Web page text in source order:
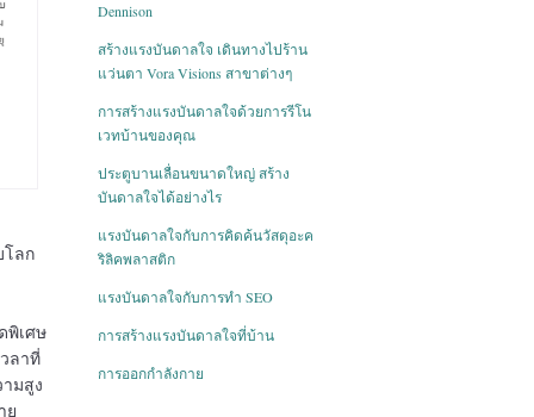
ลก
พิเศษ
ลาที่
มสูง
ย
Dennison
สร้างแรงบันดาลใจ เดินทางไปร้าน
แว่นตา Vora Visions สาขาต่างๆ
การสร้างแรงบันดาลใจด้วยการรีโน
เวทบ้านของคุณ
ประตูบานเลื่อนขนาดใหญ่ สร้าง
บันดาลใจได้อย่างไร
แรงบันดาลใจกับการคิดค้นวัสดุอะค
ริลิคพลาสติก
แรงบันดาลใจกับการทำ SEO
การสร้างแรงบันดาลใจที่บ้าน
การออกกำลังกาย